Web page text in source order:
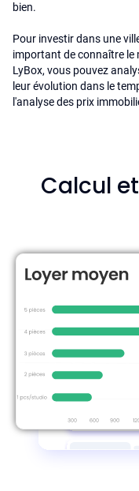
bien.
Pour investir dans une
important de connaître le
LyBox, vous pouvez
leur évolution dans le
l'analyse des prix
Calcul